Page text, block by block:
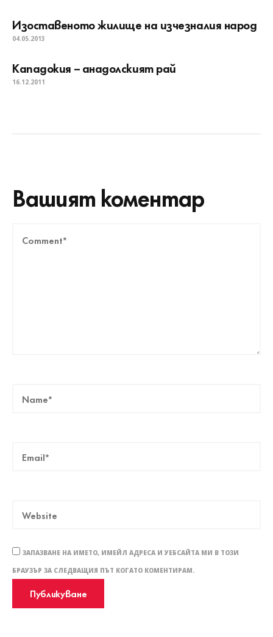
Изоставеното жилище на изчезналия народ
04.05.2013
Кападокия – анадолският рай
16.12.2011
Вашият коментар
ЗАПАЗВАНЕ НА ИМЕТО, ИМЕЙЛ АДРЕСА И УЕБСАЙТА МИ В ТОЗИ
БРАУЗЪР ЗА СЛЕДВАЩИЯ ПЪТ КОГАТО КОМЕНТИРАМ.